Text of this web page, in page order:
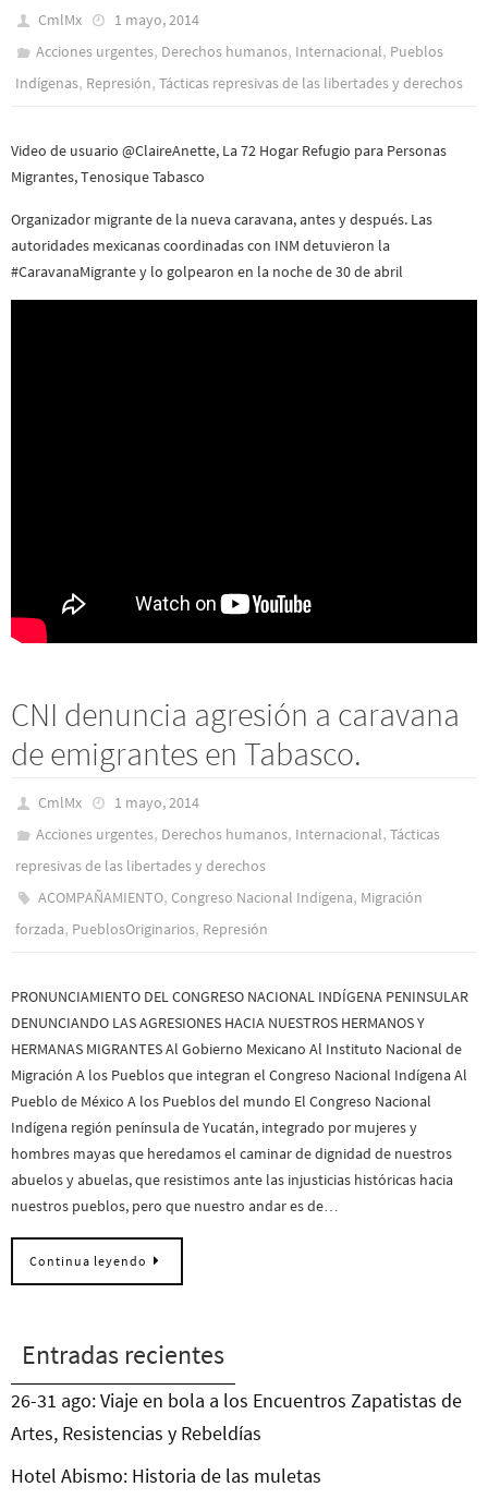
CmlMx
1 mayo, 2014
Acciones urgentes, Derechos humanos, Internacional, Pueblos
Indí­genas, Represión, Tácticas represivas de las libertades y derechos
Video de usuario @ClaireAnette, La 72 Hogar Refugio para Personas
Migrantes, Tenosique Tabasco
Organizador migrante de la nueva caravana, antes y después. Las
autoridades mexicanas coordinadas con INM detuvieron la
#CaravanaMigrante y lo golpearon en la noche de 30 de abril
CNI denuncia agresión a caravana
de emigrantes en Tabasco.
CmlMx
1 mayo, 2014
Acciones urgentes, Derechos humanos, Internacional,Tácticas
represivas de las libertades y derechos
ACOMPAÑAMIENTO,Congreso Nacional Indígena, Migración
forzada, PueblosOriginarios, Represión
PRONUNCIAMIENTO DEL CONGRESO NACIONAL INDÍGENA PENINSULAR
DENUNCIANDO LAS AGRESIONES HACIA NUESTROS HERMANOS Y
HERMANAS MIGRANTES Al Gobierno Mexicano Al Instituto Nacional de
Migración A los Pueblos que integran el Congreso Nacional Indígena Al
Pueblo de México A los Pueblos del mundo El Congreso Nacional
Indígena región península de Yucatán, integrado por mujeres y
hombres mayas que heredamos el caminar de dignidad de nuestros
abuelos y abuelas, que resistimos ante las injusticias históricas hacia
nuestros pueblos, pero que nuestro andar es de…
Continua leyendo
Entradas recientes
26-31 ago: Viaje en bola a los Encuentros Zapatistas de
Artes, Resistencias y Rebeldías
Hotel Abismo: Historia de las muletas